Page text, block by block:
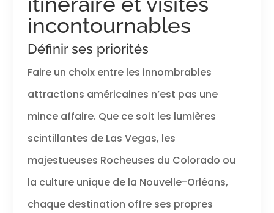
incontournables
Définir ses priorités
Faire un choix entre les innombrables
attractions américaines n’est pas une
mince affaire. Que ce soit les lumières
scintillantes de Las Vegas, les
majestueuses Rocheuses du Colorado ou
la culture unique de la Nouvelle-Orléans,
chaque destination offre ses propres